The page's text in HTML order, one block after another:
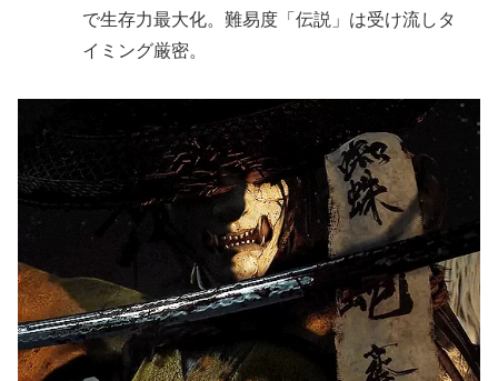
で生存力最大化。難易度「伝説」は受け流しタ
イミング厳密。